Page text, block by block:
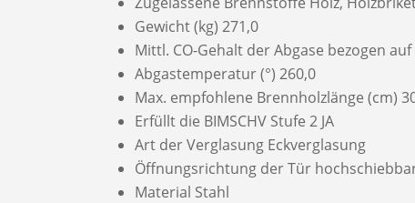
Gewicht (kg) 271,0
Mittl. CO-Gehalt der Abgase bezogen auf
Abgastemperatur (°) 260,0
Max. empfohlene Brennholzlänge (cm)
Erfüllt die BIMSCHV Stufe 2 JA
Art der Verglasung Eckverglasung
Öffnungsrichtung der Tür
Material Stahl